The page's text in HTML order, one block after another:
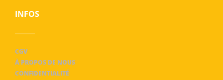
INFOS
CGV
À PROPOS DE NOUS
CONFIDENTIALITÉ